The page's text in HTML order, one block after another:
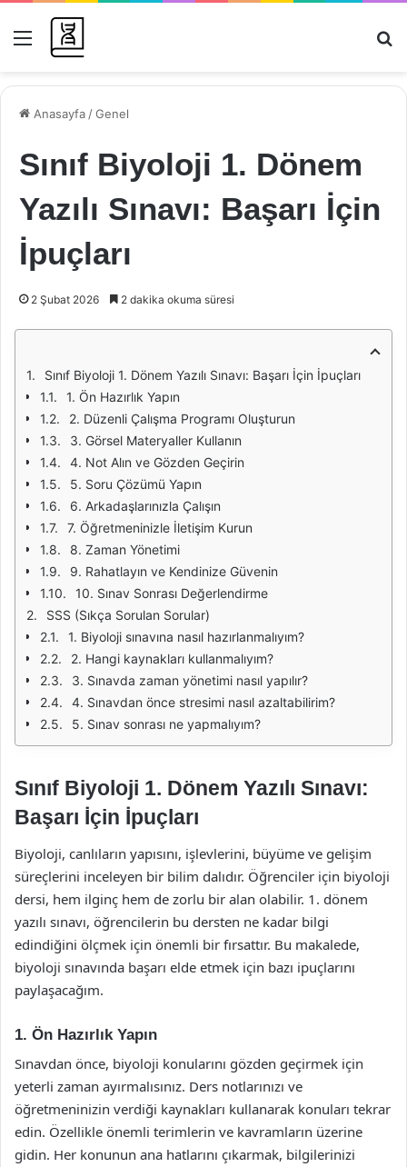
Menü
Anasayfa /Genel
Sınıf Biyoloji 1. Dönem
Yazılı Sınavı: Başarı İçin
İpuçları
2 Şubat 2026 2 dakika okuma süresi
Sınıf Biyoloji 1. Dönem Yazılı Sınavı: Başarı İçin İpuçları
1. Ön Hazırlık Yapın
2. Düzenli Çalışma Programı Oluşturun
3. Görsel Materyaller Kullanın
4. Not Alın ve Gözden Geçirin
5. Soru Çözümü Yapın
6. Arkadaşlarınızla Çalışın
7. Öğretmeninizle İletişim Kurun
8. Zaman Yönetimi
9. Rahatlayın ve Kendinize Güvenin
10. Sınav Sonrası Değerlendirme
SSS (Sıkça Sorulan Sorular)
1. Biyoloji sınavına nasıl hazırlanmalıyım?
2. Hangi kaynakları kullanmalıyım?
3. Sınavda zaman yönetimi nasıl yapılır?
4. Sınavdan önce stresimi nasıl azaltabilirim?
5. Sınav sonrası ne yapmalıyım?
Sınıf Biyoloji 1. Dönem Yazılı Sınavı:
Başarı İçin İpuçları
Biyoloji, canlıların yapısını, işlevlerini, büyüme ve gelişim
süreçlerini inceleyen bir bilim dalıdır. Öğrenciler için biyoloji
dersi, hem ilginç hem de zorlu bir alan olabilir. 1. dönem
yazılı sınavı, öğrencilerin bu dersten ne kadar bilgi
edindiğini ölçmek için önemli bir fırsattır. Bu makalede,
biyoloji sınavında başarı elde etmek için bazı ipuçlarını
paylaşacağım.
1. Ön Hazırlık Yapın
Sınavdan önce, biyoloji konularını gözden geçirmek için
yeterli zaman ayırmalısınız. Ders notlarınızı ve
öğretmeninizin verdiği kaynakları kullanarak konuları tekrar
edin. Özellikle önemli terimlerin ve kavramların üzerine
gidin. Her konunun ana hatlarını çıkarmak, bilgilerinizi